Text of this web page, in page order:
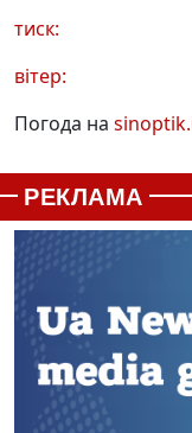
тиск:
вітер:
Погода на
РЕКЛАМА